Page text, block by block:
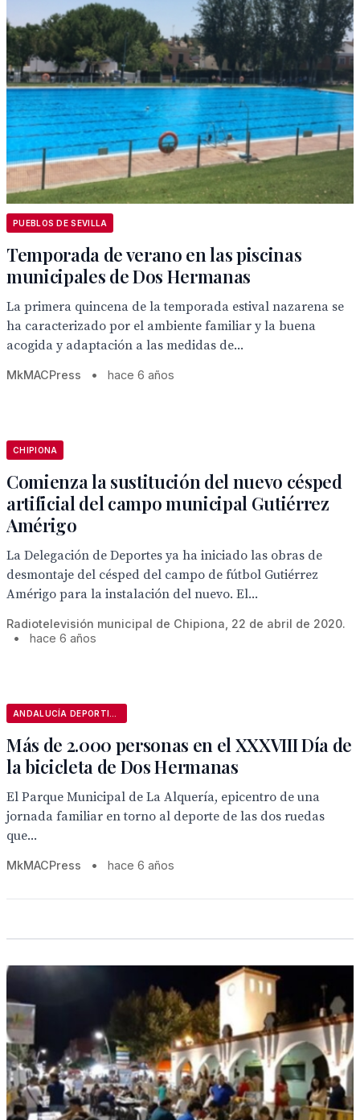
PUEBLOS DE SEVILLA
Temporada de verano en las piscinas
municipales de Dos Hermanas
La primera quincena de la temporada estival nazarena se
ha caracterizado por el ambiente familiar y la buena
acogida y adaptación a las medidas de...
MkMACPress • hace 6 años
CHIPIONA
Comienza la sustitución del nuevo césped
artificial del campo municipal Gutiérrez
Amérigo
La Delegación de Deportes ya ha iniciado las obras de
desmontaje del césped del campo de fútbol Gutiérrez
Amérigo para la instalación del nuevo. El...
Radiotelevisión municipal de Chipiona, 22 de abril de 2020.
•
hace 6 años
Más de 2.000 personas en el XXXVIII Día de
la bicicleta de Dos Hermanas
El Parque Municipal de La Alquería, epicentro de una
jornada familiar en torno al deporte de las dos ruedas
que...
MkMACPress • hace 6 años